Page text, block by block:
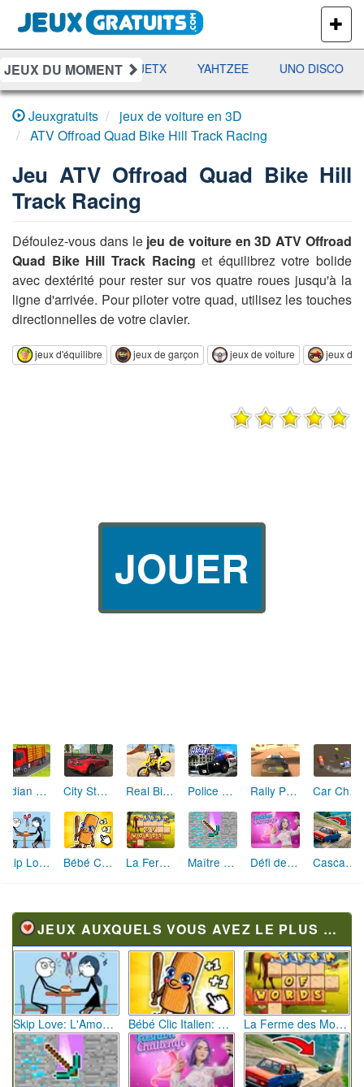
PLUS
DE
JEUX
JEUX DU MOMENT
DAMES RAMI JETX YAHTZEE UNO DISCO
Jeuxgratuits
jeux de voiture en 3D
ATV Offroad Quad Bike Hill Track Racing
Jeu ATV Offroad Quad Bike Hill
Track Racing
Défoulez-vous dans le jeu de voiture en 3D ATV Offroad
Quad Bike Hill Track Racing et équilibrez votre bolide
avec dextérité pour rester sur vos quatre roues jusqu'à la
ligne d'arrivée. Pour piloter votre quad, utilisez les touches
directionnelles de votre clavier.
jeux d'équilibre jeux de garçon jeux de voiture jeux de
JOUER
Indian Truck Simulator 3D City Stunts Real Bike Simulator Police Pursuit 2 Rally Point 5 Car Chase
Skip Love: L'Amour en Péril Bébé Clic Italien: La Folie des Petits Bambins La Ferme des Mots - Cultivez votre Vocabulaire Maître de la Destruction: Fusion de Pioches Défi de Mode: Star du Podium Cascades Folles 3D
JEUX AUXQUELS VOUS AVEZ LE PLUS JOUÉ
Skip Love: L'Amour en Péril Bébé Clic Italien: La Folie des Petits Bambins La Ferme des Mots - Cultivez votre Vocabulaire